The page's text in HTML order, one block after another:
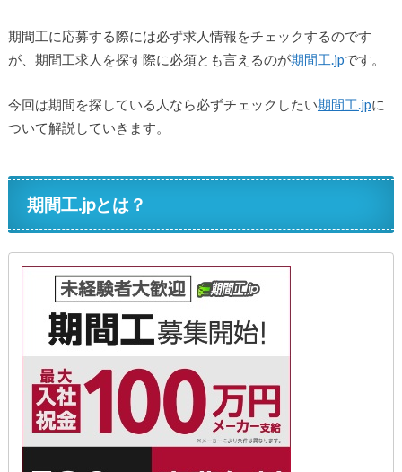
期間工に応募する際には必ず求人情報をチェックするのです
が、期間工求人を探す際に必須とも言えるのが期間工.jpです。
今回は期間を探している人なら必ずチェックしたい期間工.jpに
ついて解説していきます。
期間工.jpとは？